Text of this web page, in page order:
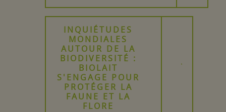
INQUIÉTUDES
MONDIALES
AUTOUR DE LA
BIODIVERSITÉ :
BIOLAIT
S'ENGAGE POUR
PROTÉGER LA
FAUNE ET LA
FLORE